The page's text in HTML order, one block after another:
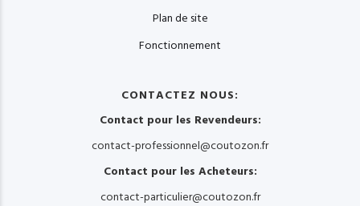
Plan de site
Fonctionnement
CONTACTEZ NOUS:
Contact pour les Revendeurs:
contact-professionnel@coutozon.fr
Contact pour les Acheteurs:
contact-particulier@coutozon.fr